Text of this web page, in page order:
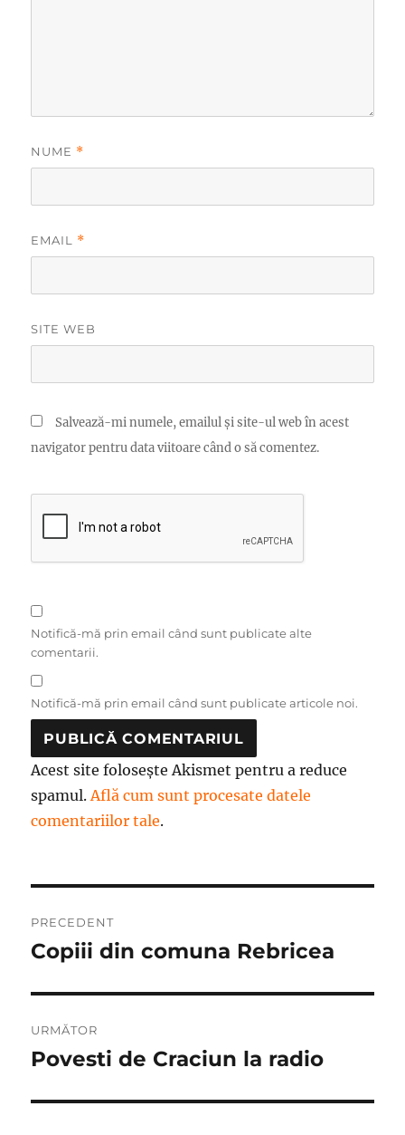
NUME *
EMAIL *
SITE WEB
Salvează-mi numele, emailul și site-ul web în acest
navigator pentru data viitoare când o să comentez.
Notifică-mă prin email când sunt publicate alte
comentarii.
Notifică-mă prin email când sunt publicate articole noi.
Acest site folosește Akismet pentru a reduce
spamul.Află cum sunt procesate datele
comentariilor tale.
în
PRECEDENT
Articolul
Copiii din comuna Rebricea
URMĂTOR
Articolul
Povesti de Craciun la radio